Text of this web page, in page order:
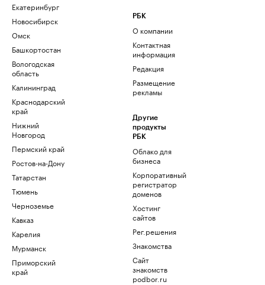
Екатеринбург
Новосибирск
Омск
Башкортостан
Вологодская
область
Калининград
Краснодарский
край
Нижний
Новгород
Пермский край
Ростов-на-Дону
Татарстан
Тюмень
Черноземье
Кавказ
Карелия
Мурманск
Приморский
край
РБК
О компании
Контактная
информация
Редакция
Размещение
рекламы
Другие
продукты
РБК
Облако для
бизнеса
Корпоративный
регистратор
доменов
Хостинг
сайтов
Рег.решения
Знакомства
Сайт
знакомств
podbor.ru